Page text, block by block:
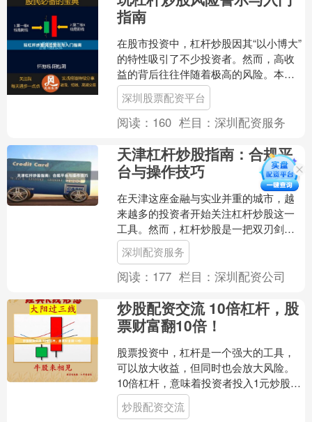
指南
在股市投资中，杠杆炒股因其“以小博大”
的特性吸引了不少投资者。然而，高收
益的背后往往伴随着极高的风险。本文
旨在为投资者提供杠杆炒股的基础知
识，同时重点揭示其中的....
深圳股票配资平台
阅读： 160 栏目：深圳配资服务
天津杠杆炒股指南：合规平
台与操作技巧
在天津这座金融与实业并重的城市，越
来越多的投资者开始关注杠杆炒股这一
工具。然而，杠杆炒股是一把双刃剑深
圳配资服务，既能放大收益，也可能放
大亏损。本文将为您系统梳....
深圳配资服务
阅读： 177 栏目：深圳配资公司
炒股配资交流 10倍杠杆，股
票财富翻10倍！
股票投资中，杠杆是一个强大的工具，
可以放大收益，但同时也会放大风险。
10倍杠杆，意味着投资者投入1元炒股配
资交流，可以撬动10元的资金进行投
资。 * **资金倍....
炒股配资交流